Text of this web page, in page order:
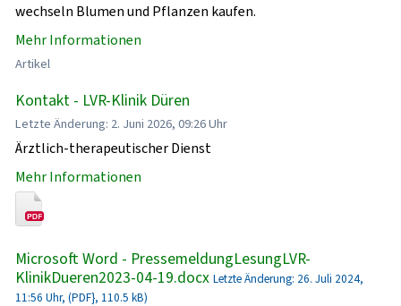
wechseln Blumen und Pflanzen kaufen.
Mehr Informationen
Artikel
Kontakt - LVR-Klinik Düren
Letzte Änderung: 2. Juni 2026, 09:26 Uhr
Ärztlich-therapeutischer Dienst
Mehr Informationen
Microsoft Word - PressemeldungLesungLVR-
KlinikDueren2023-04-19.docx Letzte Änderung: 26. Juli 2024,
11:56 Uhr, (PDF}, 110.5 kB)